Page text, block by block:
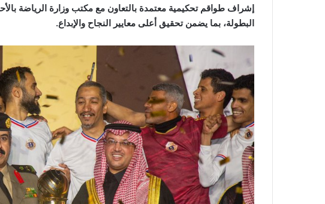
إشراف طواقم تحكيمية معتمدة بالتعاون مع مكتب وزارة الرياضة
البطولة، بما يضمن تحقيق أعلى معايير النجاح والإبداع.